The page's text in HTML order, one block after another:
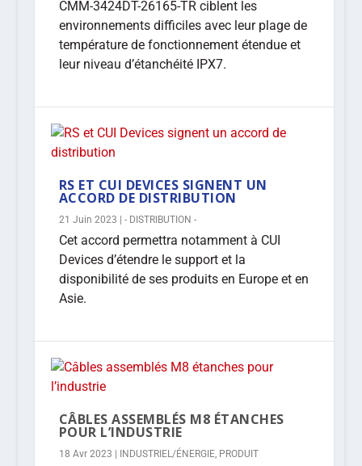
CMM-3424DT-26165-TR ciblent les
environnements difficiles avec leur plage de
température de fonctionnement étendue et
leur niveau d’étanchéité IPX7.
RS ET CUI DEVICES SIGNENT UN
ACCORD DE DISTRIBUTION
21 Juin 2023 - DISTRIBUTION -
Cet accord permettra notamment à CUI
Devices d’étendre le support et la
disponibilité de ses produits en Europe et en
Asie.
CÂBLES ASSEMBLÉS M8 ÉTANCHES
POUR L’INDUSTRIE
18 Avr 2023 INDUSTRIEL/ÉNERGIE, PRODUIT